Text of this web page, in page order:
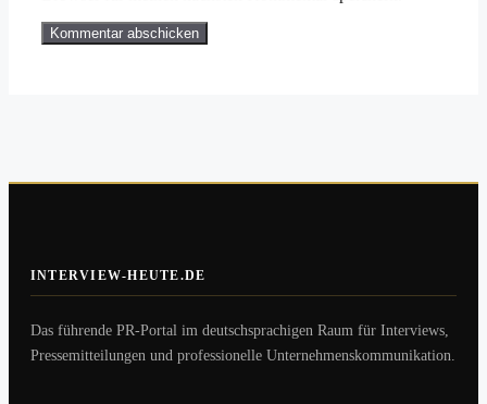
INTERVIEW-HEUTE.DE
Das führende PR-Portal im deutschsprachigen Raum für Interviews,
Pressemitteilungen und professionelle Unternehmenskommunikation.